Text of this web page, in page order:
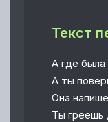
Текст
А где была
А ты
Она
Ты греешь